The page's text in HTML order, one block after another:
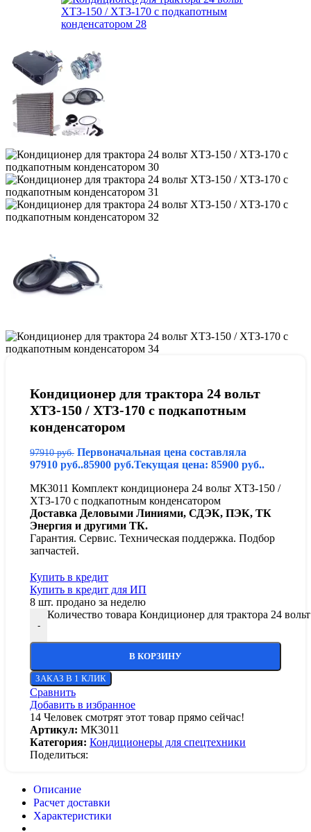
Кондиционер для трактора 24 вольт
ХТЗ-150 / ХТЗ-170 с подкапотным
конденсатором
97910руб. Первоначальная цена составляла
97910 руб..85900 руб.Текущая цена: 85900 руб..
МК3011 Комплект кондиционера 24 вольт ХТЗ-150 /
ХТЗ-170 с подкапотным конденсатором
Доставка Деловыми Линиями, СДЭК, ПЭК, ТК
Энергия и другими ТК.
Гарантия. Сервис. Техническая поддержка. Подбор
запчастей.
Купить в кредит
Купить в кредит для ИП
8 шт. продано за неделю
-
Количество товара Кондиционер для трактора 24
В КОРЗИНУ
ЗАКАЗ В 1 КЛИК
Сравнить
Добавить в избранное
14 Человек смотрят этот товар прямо сейчас!
Артикул: МК3011
Категория: Кондиционеры для спецтехники
Поделиться:
Описание
Расчет доставки
Характеристики